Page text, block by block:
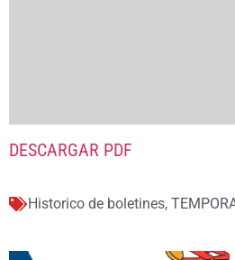
DESCARGAR PDF
Historico de boletines,